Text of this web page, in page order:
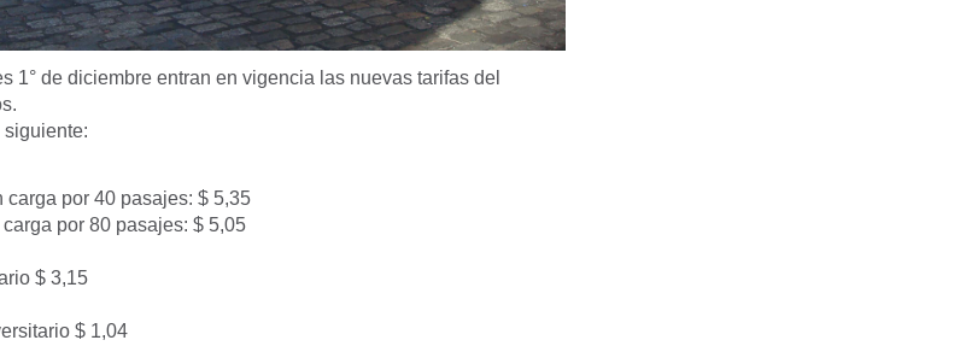
1° de diciembre entran en vigencia las nuevas tarifas del
siguiente:
por 40 pasajes: $ 5,35
por 80 pasajes: $ 5,05
$ 3,15
$ 1,04